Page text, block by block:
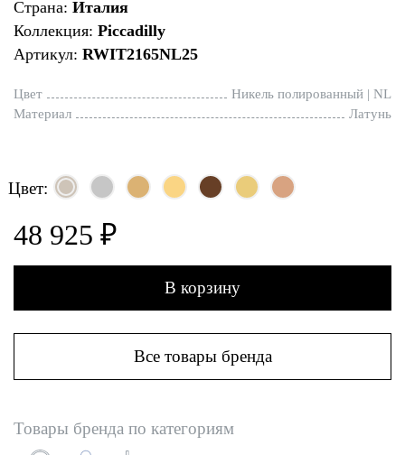
Страна: Италия
Коллекция: Piccadilly
Артикул: RWIT2165NL25
Цвет
Никель полированный | NL
Материал
Латунь
Цвет:
48 925 ₽
В корзину
Все товары бренда
Товары бренда по категориям